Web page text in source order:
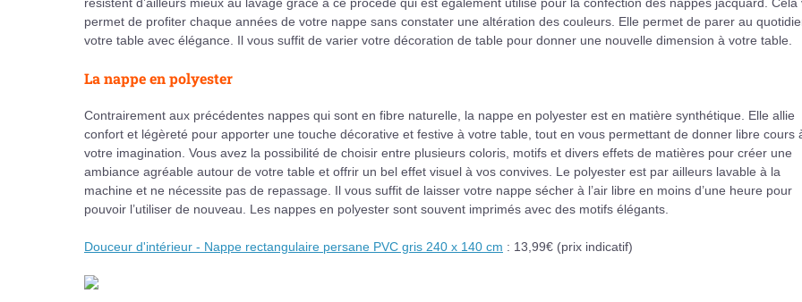
permet de profiter chaque années de votre nappe sans constater une altération des couleurs. Elle permet de parer au
votre table avec élégance. Il vous suffit de varier votre décoration de table pour donner une nouvelle dimension à votre table.
La nappe en polyester
Contrairement aux précédentes nappes qui sont en fibre naturelle, la nappe en polyester est en matière synthétique. Elle allie
confort et légèreté pour apporter une touche décorative et festive à votre table, tout en vous permettant de donner libre cours
votre imagination. Vous avez la possibilité de choisir entre plusieurs coloris, motifs et divers effets de matières pour créer une
ambiance agréable autour de votre table et offrir un bel effet visuel à vos convives. Le polyester est par ailleurs lavable à la
machine et ne nécessite pas de repassage. Il vous suffit de laisser votre nappe sécher à l’air libre en moins d’une heure pour
pouvoir l’utiliser de nouveau. Les nappes en polyester sont souvent imprimés avec des motifs élégants.
Douceur d'intérieur - Nappe rectangulaire persane PVC gris 240 x 140 cm : 13,99€ (prix indicatif)